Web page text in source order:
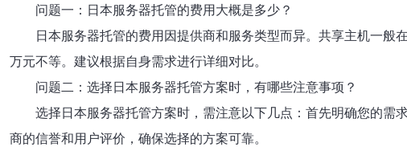
问题一：日本服务器托管的费用大概是多少？
日本服务器托管的费用因提供商和服务类型而异。共享主机一
万元不等。建议根据自身需求进行详细对比。
问题二：选择日本服务器托管方案时，有哪些注意事项？
选择日本服务器托管方案时，需注意以下几点：首先明确您的需
商的信誉和用户评价，确保选择的方案可靠。